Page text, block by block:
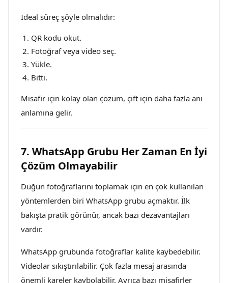
İdeal süreç şöyle olmalıdır:
QR kodu okut.
Fotoğraf veya video seç.
Yükle.
Bitti.
Misafir için kolay olan çözüm, çift için daha fazla anı
anlamına gelir.
7. WhatsApp Grubu Her Zaman En İyi
Çözüm Olmayabilir
Düğün fotoğraflarını toplamak için en çok kullanılan
yöntemlerden biri WhatsApp grubu açmaktır. İlk
bakışta pratik görünür, ancak bazı dezavantajları
vardır.
WhatsApp grubunda fotoğraflar kalite kaybedebilir.
Videolar sıkıştırılabilir. Çok fazla mesaj arasında
önemli kareler kaybolabilir. Ayrıca bazı misafirler